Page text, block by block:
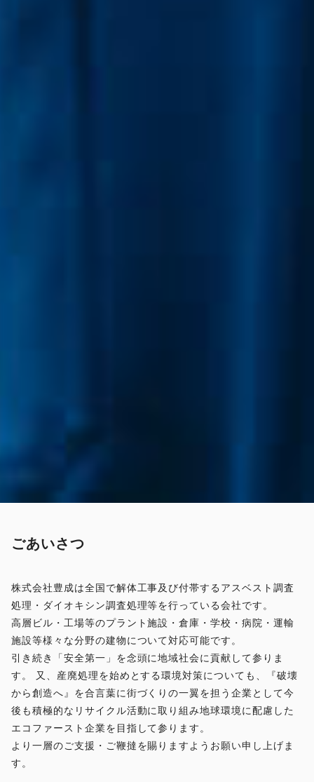
ごあいさつ
株式会社豊成は全国で解体工事及び付帯するアスベスト調査
処理・ダイオキシン調査処理等を行っている会社です。
高層ビル・工場等のプラント施設・倉庫・学校・病院・運輸
施設等様々な分野の建物について対応可能です。
引き続き「安全第一」を念頭に地域社会に貢献して参りま
す。 又、産廃処理を始めとする環境対策についても、『破壊
から創造へ』を合言葉に街づくりの一翼を担う企業として今
後も積極的なリサイクル活動に取り組み地球環境に配慮した
エコファースト企業を目指して参ります。
より一層のご支援・ご鞭撻を賜りますようお願い申し上げま
す。